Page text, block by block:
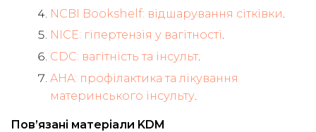
NCBI Bookshelf: відшарування сітківки.
NICE: гіпертензія у вагітності.
CDC: вагітність та інсульт.
AHA: профілактика та лікування
материнського інсульту
Пов’язані матеріали KDM